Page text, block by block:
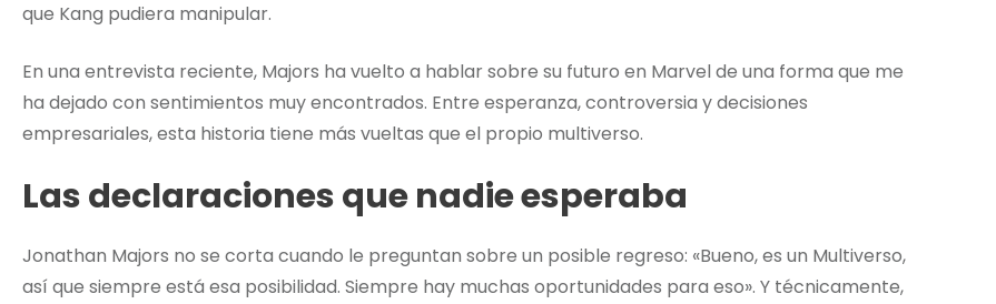
que Kang pudiera manipular.
En una entrevista reciente, Majors ha vuelto a hablar sobre su futuro en Marvel de una forma que me
ha dejado con sentimientos muy encontrados. Entre esperanza, controversia y decisiones
empresariales, esta historia tiene más vueltas que el propio multiverso.
Las declaraciones que nadie esperaba
Jonathan Majors no se corta cuando le preguntan sobre un posible regreso: «Bueno, es un Multiverso,
así que siempre está esa posibilidad. Siempre hay muchas oportunidades para eso». Y técnicamente,